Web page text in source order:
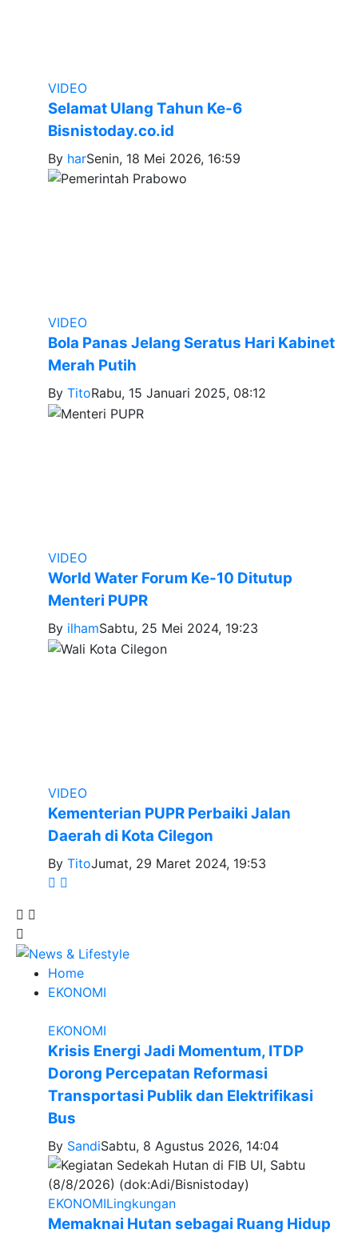
VIDEO
Selamat Ulang Tahun Ke-6
Bisnistoday.co.id
By harSenin, 18 Mei 2026, 16:59
VIDEO
Bola Panas Jelang Seratus Hari Kabinet
Merah Putih
By TitoRabu, 15 Januari 2025, 08:12
VIDEO
World Water Forum Ke-10 Ditutup
Menteri PUPR
By ilhamSabtu, 25 Mei 2024, 19:23
VIDEO
Kementerian PUPR Perbaiki Jalan
Daerah di Kota Cilegon
By TitoJumat, 29 Maret 2024, 19:53
Home
EKONOMI
EKONOMI
Krisis Energi Jadi Momentum, ITDP
Dorong Percepatan Reformasi
Transportasi Publik dan Elektrifikasi
Bus
By SandiSabtu, 8 Agustus 2026, 14:04
EKONOMILingkungan
Memaknai Hutan sebagai Ruang Hidup